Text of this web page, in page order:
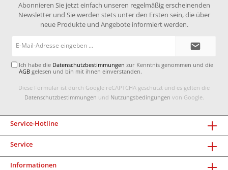
Abonnieren Sie jetzt einfach unseren regelmäßig erscheinenden
Newsletter und Sie werden stets unter den Ersten sein, die über
neue Produkte und Angebote informiert werden.
Ich habe die Datenschutzbestimmungen zur Kenntnis genommen und die
AGB gelesen und bin mit ihnen einverstanden.
Diese Formular ist durch Google reCAPTCHA geschützt und es gelten die
Datenschutzbestimmungen und Nutzungsbedingungen von Google.
Service-Hotline
Service
Informationen